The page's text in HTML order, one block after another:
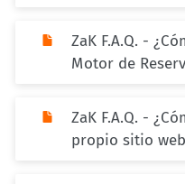
ZaK F.A.Q. -
Motor de
ZaK F.A.Q. -
propio sitio